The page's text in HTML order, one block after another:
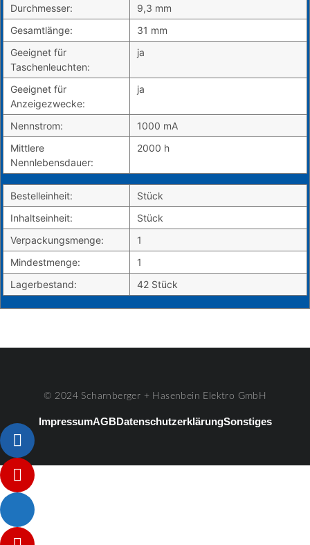
Durchmesser:
9,3 mm
Gesamtlänge:
31 mm
Geeignet für
Taschenleuchten:
ja
Geeignet für
Anzeigezwecke:
ja
Nennstrom:
1000 mA
Mittlere
Nennlebensdauer:
2000 h
Bestelleinheit:
Stück
Inhaltseinheit:
Stück
Verpackungsmenge:
1
Mindestmenge:
1
Lagerbestand:
42 Stück
© 2024 Scharnberger + Hasenbein Elektro GmbH
ImpressumAGBDatenschutzerklärungSonstiges
Listenelement #1
Listenelement